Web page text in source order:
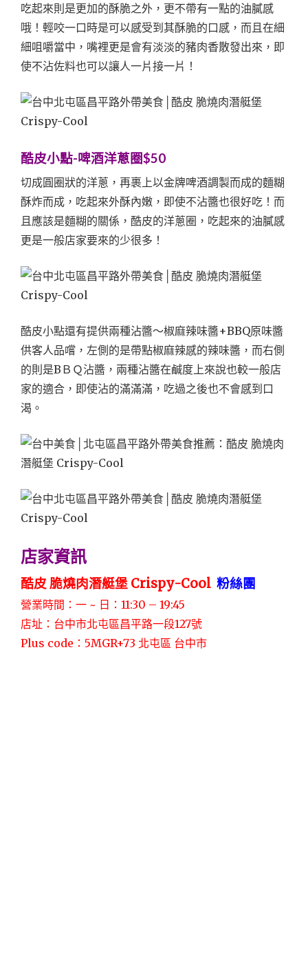
吃起來則是更加的酥脆之外，更不帶有一點的油膩感
哦！輕咬一口時是可以感受到其酥脆的口感，而且在細
細咀嚼當中，嘴裡更是會有淡淡的豬肉香散發出來，即
使不沾佐料也可以讓人一片接一片！
酷皮小點-啤酒洋蔥圈$50
切成圓圈狀的洋蔥，再裹上以金牌啤酒調製而成的麵糊
酥炸而成，吃起來外酥內嫩，即使不沾醬也很好吃！而
且應該是麵糊的關係，酷皮的洋蔥圈，吃起來的油膩感
更是一般店家要來的少很多！
酷皮小點還有提供兩種沾醬～椒麻辣味醬+BBQ原味醬
供客人品嚐，左側的是帶點椒麻辣感的辣味醬，而右側
的則是BＢＱ沾醬，兩種沾醬在鹹度上來說也較一般店
家的適合，即使沾的滿滿滿，吃過之後也不會感到口
渴。
店家資訊
酷皮 脆燒肉潛艇堡 Crispy-Cool 粉絲團
營業時間：一 ~ 日：11:30 – 19:45
店址：台中市北屯區昌平路一段127號
Plus code：5MGR+73 北屯區 台中市